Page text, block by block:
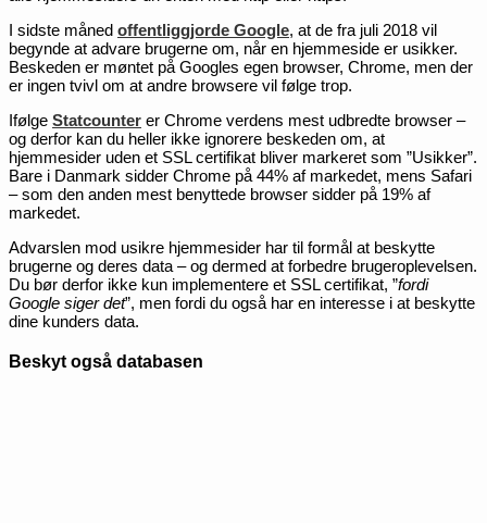
I sidste måned offentliggjorde Google, at de fra juli 2018 vil
begynde at advare brugerne om, når en hjemmeside er usikker.
Beskeden er møntet på Googles egen browser, Chrome, men der
er ingen tvivl om at andre browsere vil følge trop.
Ifølge Statcounter er Chrome verdens mest udbredte browser –
og derfor kan du heller ikke ignorere beskeden om, at
hjemmesider uden et SSL certifikat bliver markeret som ”Usikker”.
Bare i Danmark sidder Chrome på 44% af markedet, mens Safari
– som den anden mest benyttede browser sidder på 19% af
markedet.
Advarslen mod usikre hjemmesider har til formål at beskytte
brugerne og deres data – og dermed at forbedre brugeroplevelsen.
Du bør derfor ikke kun implementere et SSL certifikat, ”fordi
Google siger det”, men fordi du også har en interesse i at beskytte
dine kunders data.
Beskyt også databasen